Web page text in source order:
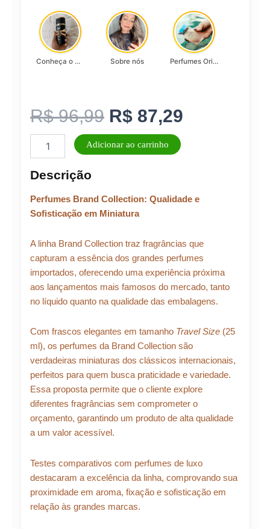
Conheça o Asad, da Lattafa… Sobre nós Perfumes Originais
R$96,99 O
preço
era:
R$ 87,29
é:
Masculino
COLLECTION
106
-
Adicionar ao carrinho
Descrição
Perfumes Brand Collection: Qualidade e
Sofisticação em Miniatura
A linha Brand Collection traz fragrâncias que
capturam a essência dos grandes perfumes
importados, oferecendo uma experiência próxima
aos lançamentos mais famosos do mercado, tanto
no líquido quanto na qualidade das embalagens.
Com frascos elegantes em tamanho Travel Size (25
ml), os perfumes da Brand Collection são
verdadeiras miniaturas dos clássicos internacionais,
perfeitos para quem busca praticidade e variedade.
Essa proposta permite que o cliente explore
diferentes fragrâncias sem comprometer o
orçamento, garantindo um produto de alta qualidade
a um valor acessível.
Testes comparativos com perfumes de luxo
destacaram a excelência da linha, comprovando sua
proximidade em aroma, fixação e sofisticação em
relação às grandes marcas.